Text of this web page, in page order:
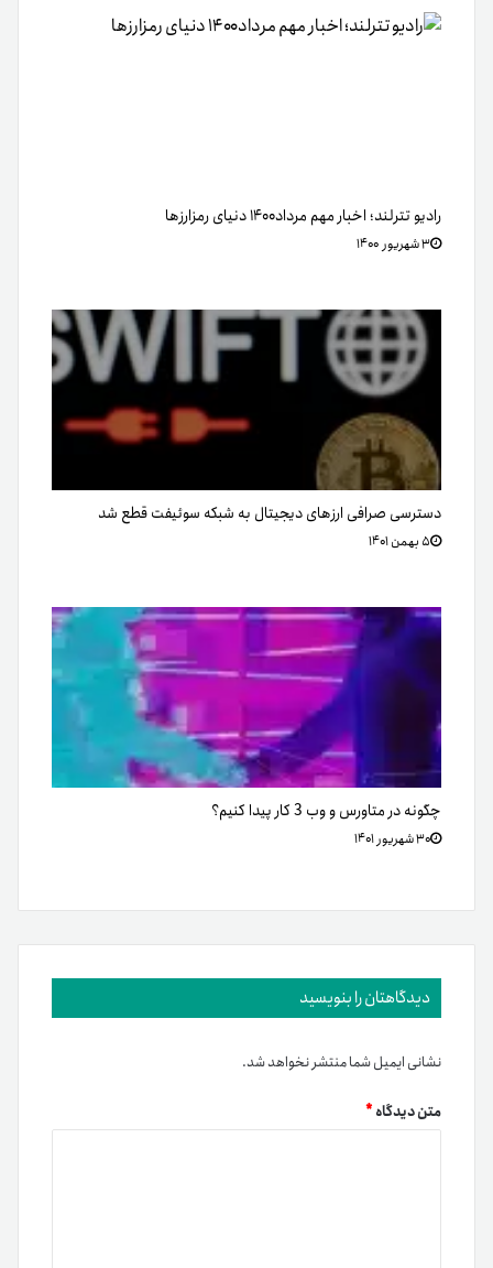
رادیو تترلند؛ اخبار مهم مرداد۱۴۰۰ دنیای رمزارزها
۳ شهریور ۱۴۰۰
دسترسی صرافی ارزهای دیجیتال به شبکه سوئیفت قطع شد
۵ بهمن ۱۴۰۱
چگونه در متاورس و وب 3 کار پیدا کنیم؟
۳۰ شهریور ۱۴۰۱
دیدگاهتان را بنویسید
نشانی ایمیل شما منتشر نخواهد شد.
متن دیدگاه*